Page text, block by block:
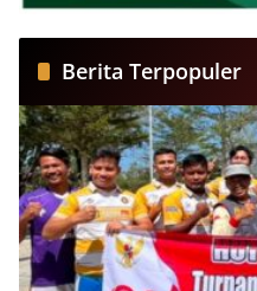
Berita Terpopuler